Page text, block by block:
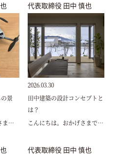
景
ま…
代表取締役 田中 慎也
2026.03.30
田中建築の設計コンセプトと
は？
こんにちは。おかげさまで…
代表取締役 田中 慎也